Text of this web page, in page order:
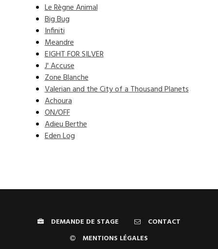
Le Règne Animal
Big Bug
Infiniti
Meandre
EIGHT FOR SILVER
J' Accuse
Zone Blanche
Valerian and the City of a Thousand Planets
Achoura
ON/OFF
Adieu Berthe
Eden Log
DEMANDE DE STAGE
CONTACT
MENTIONS LÉGALES